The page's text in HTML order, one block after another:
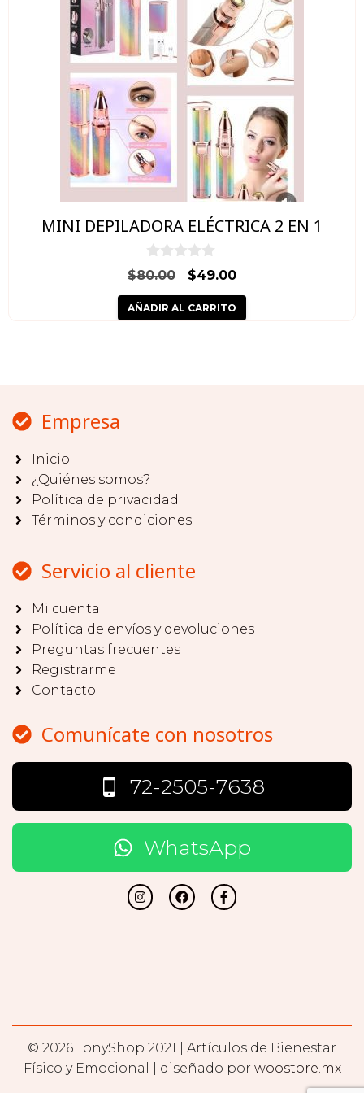
MINI DEPILADORA ELÉCTRICA 2 EN 1
0
d
e
5
$80.00
El
precio
original
$49.00El
precio
actual
AÑADIR AL CARRITO
Empresa
Inicio
¿Quiénes somos?
Política de privacidad
Términos y condiciones
Servicio al cliente
Mi cuenta
Política de envíos y devoluciones
Preguntas frecuentes
Registrarme
Contacto
Comunícate con nosotros
72-2505-7638
WhatsApp
© 2026 TonyShop 2021 | Artículos de Bienestar
Físico y Emocional | diseñado por woostore.mx